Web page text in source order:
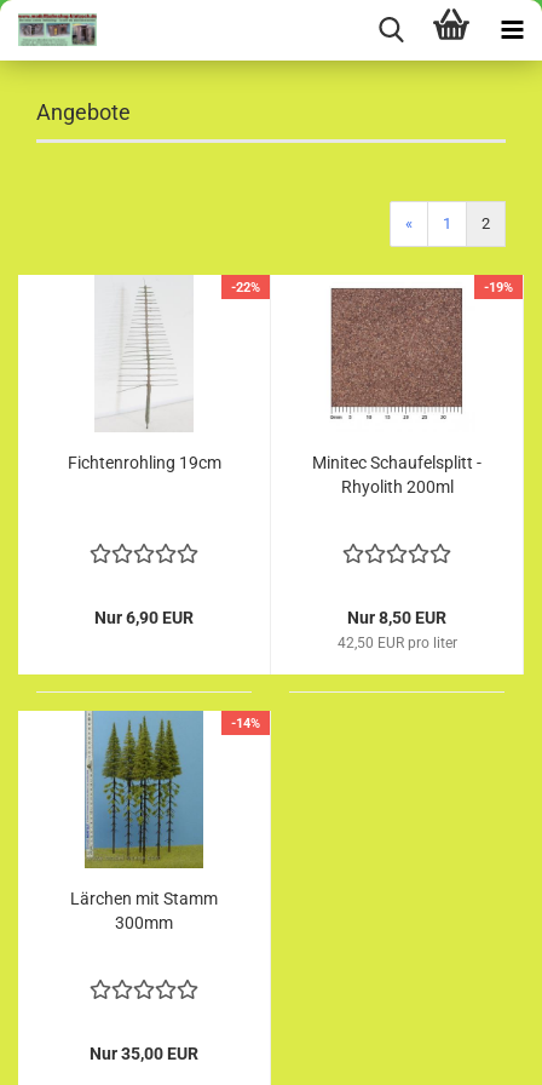
Angebote
« 1 2
-22%
Fichtenrohling 19cm
Nur 6,90 EUR
-19%
Minitec Schaufelsplitt -
Rhyolith 200ml
Nur 8,50 EUR
42,50 EUR pro liter
-14%
Lärchen mit Stamm
300mm
Nur 35,00 EUR